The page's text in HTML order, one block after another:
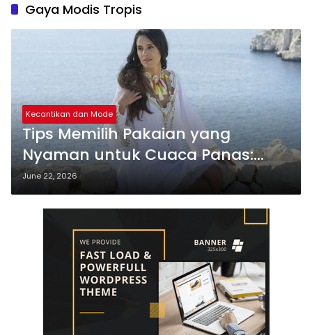
Gaya Modis Tropis
Kecantikan dan Mode
Tips Memilih Pakaian yang
Nyaman untuk Cuaca Panas:
Modis
June 22, 2026